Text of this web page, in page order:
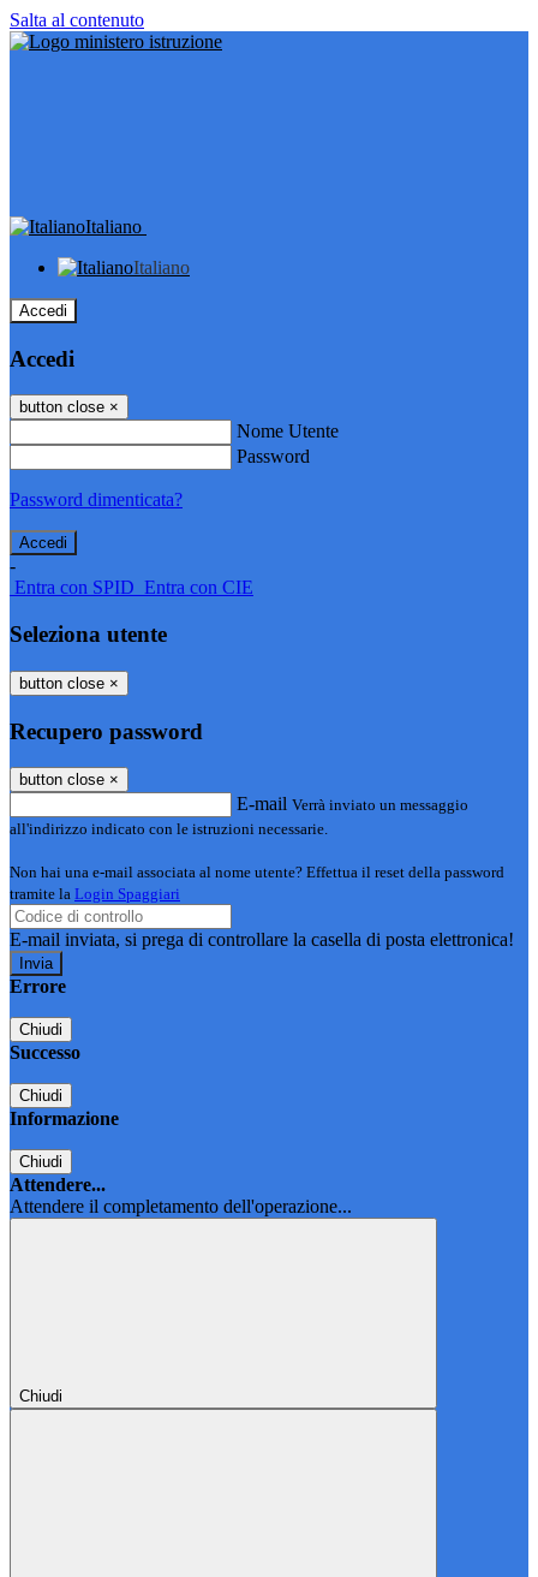
Salta al contenuto
Italiano
Italiano
Accedi
Accedi
button close ×
Nome Utente
Password
Password dimenticata?
-
Entra con SPID Entra con CIE
Seleziona utente
button close ×
Recupero password
button close ×
E-mail Verrà inviato un messaggio
all'indirizzo indicato con le istruzioni necessarie.
Non hai una e-mail associata al nome utente? Effettua il reset della password
tramite la Login Spaggiari
E-mail inviata, si prega di controllare la casella di posta elettronica!
Errore
Chiudi
Successo
Chiudi
Informazione
Chiudi
Attendere...
Attendere il completamento dell'operazione...
Chiudi